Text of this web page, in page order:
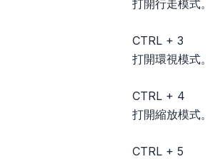
打開行走模式。
CTRL + 3
打開環視模式。
CTRL + 4
打開縮放模式。
CTRL + 5